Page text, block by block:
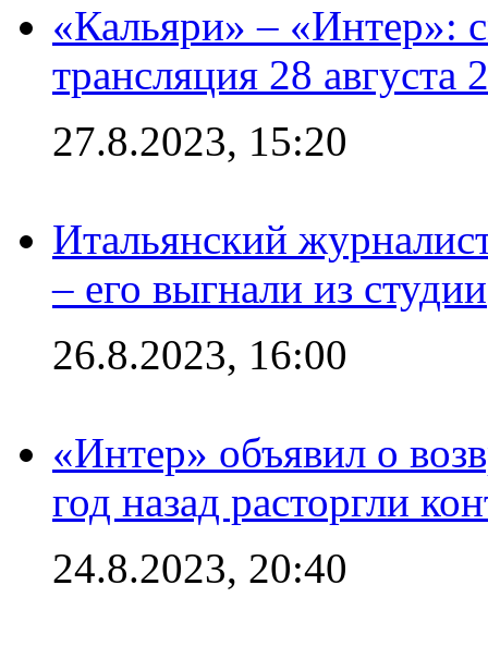
«Кальяри» – «Интер»:
трансляция 28 августа
27.8.2023, 15:20
Итальянский
– его выгнали из студии
26.8.2023, 16:00
«Интер» объявил о
год назад расторгли
24.8.2023, 20:40